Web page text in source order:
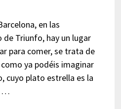
en las
de Triunfo, hay un lugar
para comer, se trata de
ya podéis imaginar
cuyo plato estrella es la
…